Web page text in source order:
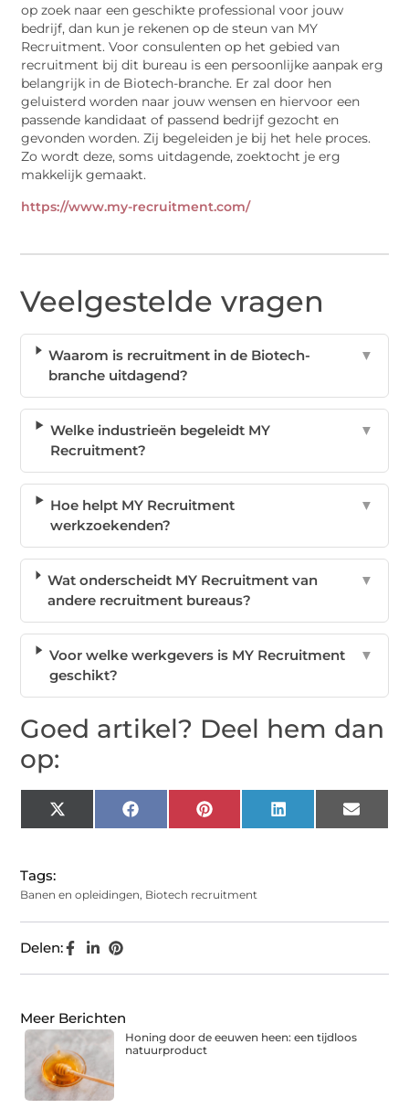
op zoek naar een geschikte professional voor jouw
bedrijf, dan kun je rekenen op de steun van MY
Recruitment. Voor consulenten op het gebied van
recruitment bij dit bureau is een persoonlijke aanpak erg
belangrijk in de Biotech-branche. Er zal door hen
geluisterd worden naar jouw wensen en hiervoor een
passende kandidaat of passend bedrijf gezocht en
gevonden worden. Zij begeleiden je bij het hele proces.
Zo wordt deze, soms uitdagende, zoektocht je erg
makkelijk gemaakt.
https://www.my-recruitment.com/
Veelgestelde vragen
Waarom is recruitment in de Biotech-
branche uitdagend?
▼
Welke industrieën begeleidt MY
Recruitment?
▼
Hoe helpt MY Recruitment
werkzoekenden?
▼
Wat onderscheidt MY Recruitment van
andere recruitment bureaus?
▼
Voor welke werkgevers is MY Recruitment
geschikt?
▼
Goed artikel? Deel hem dan
op:
X
(Twitter)
Facebook Pinterest LinkedIn Email
Tags:
Banen en opleidingen, Biotech recruitment
Delen:
Meer Berichten
Honing door de eeuwen heen: een tijdloos
natuurproduct